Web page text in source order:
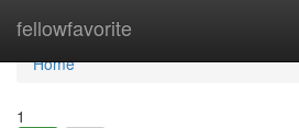
fellowfavorite
Home
Home
1